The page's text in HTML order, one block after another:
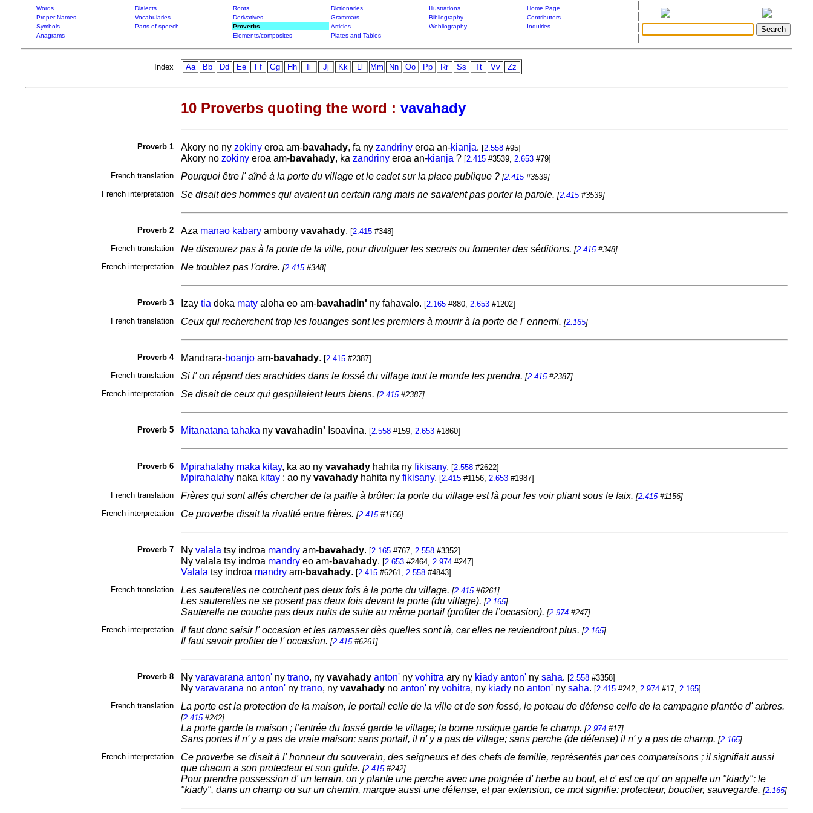
Words Dialects Roots Dictionaries Illustrations
Home Page
Proper Names
Vocabularies Derivatives Grammars Bibliography
Contributors
Symbols
Parts of speech Proverbs Articles Webliography
Inquiries
Anagrams
Elements/composites Plates and Tables
Index Aa Bb Dd Ee Ff Gg Hh Ii Jj Kk Ll Mm Nn Oo Pp Rr Ss Tt Vv Zz
10 Proverbs quoting the word : vavahady
Proverb 1 Akory no ny zokinyeroa am-bavahady, fa ny zandrinyeroa an-kianja. [2.558#95]
Akory no zokinyeroa am-bavahady, ka zandrinyeroa an-kianja ? [2.415#3539, 2.653#79]
French translation
Pourquoi être l' aîné à la porte du village et le cadet sur la place publique ? [2.415#3539]
French interpretation
Se disait des hommes qui avaient un certain rang mais ne savaient pas porter la parole. [2.415#3539]
Proverb 2 Aza manao kabaryambony vavahady. [2.415#348]
French translation
Ne discourez pas à la porte de la ville, pour divulguer les secrets ou fomenter des séditions. [2.415#348]
French interpretation
Ne troublez pas l'ordre. [2.415#348]
Proverb 3 Izay tia doka matyaloha eo am-bavahadin' ny fahavalo. [2.165#880, 2.653#1202]
French translation
Ceux qui recherchent trop les louanges sont les premiers à mourir à la porte de l' ennemi. [2.165]
Proverb 4 Mandrara-boanjoam-bavahady. [2.415#2387]
French translation
Si l' on répand des arachides dans le fossé du village tout le monde les prendra. [2.415#2387]
French interpretation
Se disait de ceux qui gaspillaient leurs biens. [2.415#2387]
Proverb 5 Mitanatana tahaka ny vavahadin' Isoavina. [2.558#159, 2.653#1860]
Proverb 6 Mpirahalahy maka kitay, ka ao ny vavahadyhahita ny fikisany. [2.558#2622]
Mpirahalahynaka kitay: ao ny vavahadyhahita ny fikisany. [2.415#1156, 2.653#1987]
French translation
Frères qui sont allés chercher de la paille à brûler: la porte du village est là pour les voir pliant sous le faix. [2.415#1156]
French interpretation
Ce proverbe disait la rivalité entre frères. [2.415#1156]
Proverb 7 Ny valala tsy indroa mandryam-bavahady. [2.165#767, 2.558#3352]
Ny valala tsy indroa mandryeo am-bavahady. [2.653#2464, 2.974#247]
Valala tsy indroa mandryam-bavahady. [2.415#6261, 2.558#4843]
French translation
Les sauterelles ne couchent pas deux fois à la porte du village. [2.415#6261]
Les sauterelles ne se posent pas deux fois devant la porte (du village). [2.165]
Sauterelle ne couche pas deux nuits de suite au même portail (profiter de l’occasion). [2.974#247]
French interpretation
Il faut donc saisir l' occasion et les ramasser dès quelles sont là, car elles ne reviendront plus. [2.165]
Il faut savoir profiter de l' occasion. [2.415#6261]
Proverb 8 Ny varavarana anton'ny trano, ny vavahady anton'ny vohitra ary ny kiady anton'ny saha. [2.558#3358]
Ny varavarana no anton'ny trano, ny vavahadyno anton'ny vohitra, ny kiadyno anton'ny saha. [2.415#242, 2.974#17, 2.165]
French translation
La porte est la protection de la maison, le portail celle de la ville et de son fossé, le poteau de défense celle de la campagne plantée d' arbres.
[2.415#242]
La porte garde la maison ; l’entrée du fossé garde le village; la borne rustique garde le champ. [2.974#17]
Sans portes il n' y a pas de vraie maison; sans portail, il n' y a pas de village; sans perche (de défense) il n' y a pas de champ. [2.165]
French interpretation
Ce proverbe se disait à l' honneur du souverain, des seigneurs et des chefs de famille, représentés par ces comparaisons ; il signifiait aussi
que chacun a son protecteur et son guide. [2.415#242]
Pour prendre possession d' un terrain, on y plante une perche avec une poignée d' herbe au bout, et c' est ce qu' on appelle un "kiady"; le
"kiady", dans un champ ou sur un chemin, marque aussi une défense, et par extension, ce mot signifie: protecteur, bouclier, sauvegarde. [2.165]